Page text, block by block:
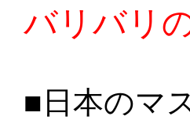
バリバリ
■日本のマ